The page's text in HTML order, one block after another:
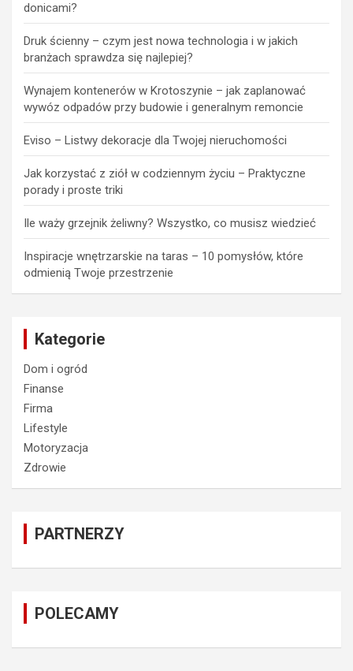
donicami?
Druk ścienny – czym jest nowa technologia i w jakich
branżach sprawdza się najlepiej?
Wynajem kontenerów w Krotoszynie – jak zaplanować
wywóz odpadów przy budowie i generalnym remoncie
Eviso – Listwy dekoracje dla Twojej nieruchomości
Jak korzystać z ziół w codziennym życiu – Praktyczne
porady i proste triki
Ile waży grzejnik żeliwny? Wszystko, co musisz wiedzieć
Inspiracje wnętrzarskie na taras – 10 pomysłów, które
odmienią Twoje przestrzenie
Kategorie
Dom i ogród
Finanse
Firma
Lifestyle
Motoryzacja
Zdrowie
PARTNERZY
POLECAMY